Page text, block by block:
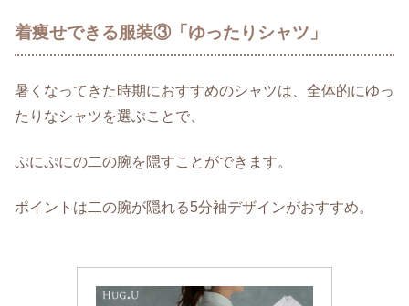
着痩せできる服装③「ゆったりシャツ」
暑くなってきた時期におすすめのシャツは、全体的にゆっ
たりなシャツを選ぶことで、
ぷにぷにの二の腕を隠すことができます。
ポイントは二の腕が隠れる5分袖デザインがおすすめ。